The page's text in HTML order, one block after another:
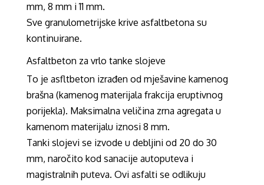
mm, 8 mm i 11 mm.
Sve granulometrijske krive asfaltbetona su
kontinuirane.
Asfaltbeton za vrlo tanke slojeve
To je asfltbeton izrađen od mješavine kamenog
brašna (kamenog materijala frakcija eruptivnog
porijekla). Maksimalna veličina zrna agregata u
kamenom materijalu iznosi 8 mm.
Tanki slojevi se izvode u debljini od 20 do 30
mm, naročito kod sanacije autoputeva i
magistralnih puteva. Ovi asfalti se odlikuju